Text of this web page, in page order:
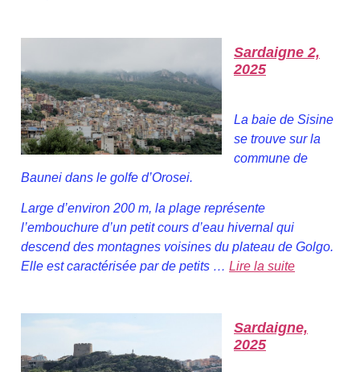
Sardaigne 2,
2025
La baie de Sisine
se trouve sur la
commune de
Baunei dans le golfe d’Orosei.
Large d’environ 200 m, la plage représente
l’embouchure d’un petit cours d’eau hivernal qui
descend des montagnes voisines du plateau de Golgo.
Elle est caractérisée par de petits … Lire la suite
Sardaigne,
2025